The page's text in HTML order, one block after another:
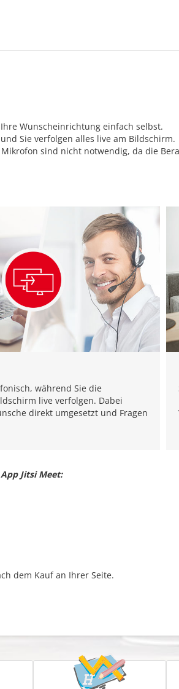
Wunscheinrichtung einfach selbst.
Sie verfolgen alles live am Bildschirm.
sind nicht notwendig, da die
während Sie die
live verfolgen. Dabei
direkt umgesetzt und Fragen
App Jitsi Meet:
dem Kauf an Ihrer Seite.